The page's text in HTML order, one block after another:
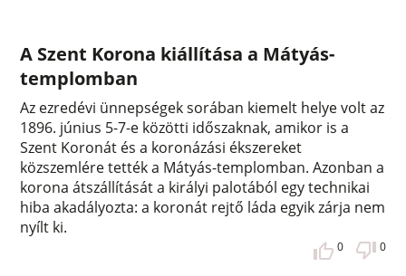
A Szent Korona kiállítása a Mátyás-
templomban
Az ezredévi ünnepségek sorában kiemelt helye volt az
1896. június 5-7-e közötti időszaknak, amikor is a
Szent Koronát és a koronázási ékszereket
közszemlére tették a Mátyás-templomban. Azonban a
korona átszállítását a királyi palotából egy technikai
hiba akadályozta: a koronát rejtő láda egyik zárja nem
nyílt ki.
0 0